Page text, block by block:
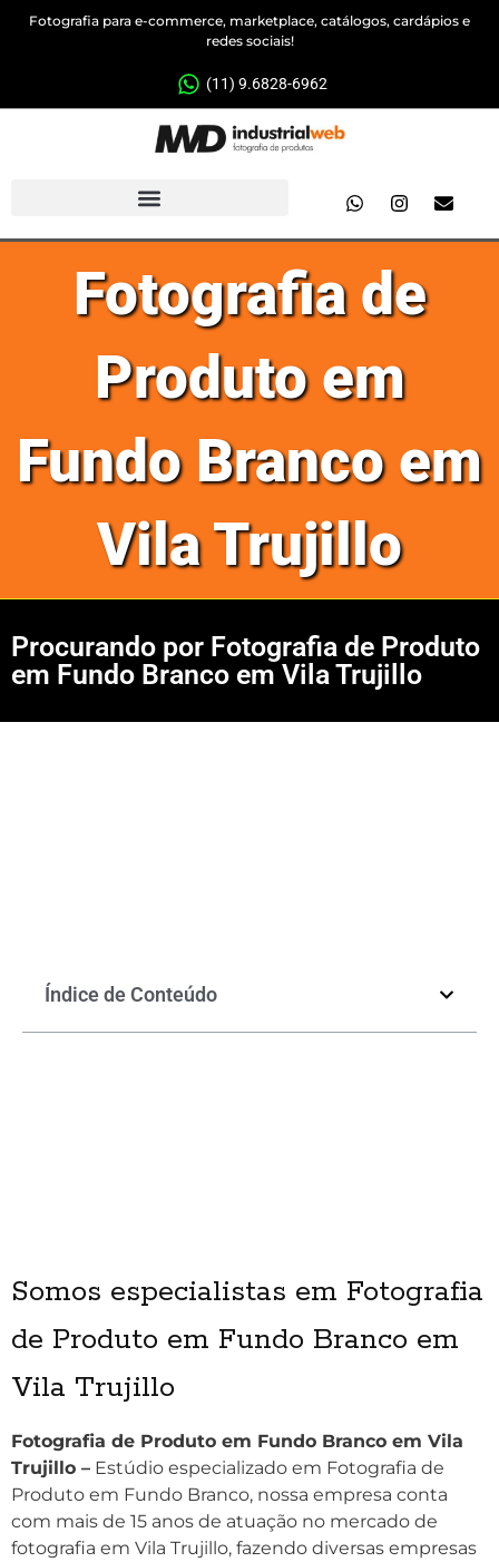
Fotografia para e-commerce, marketplace, catálogos, cardápios e
redes sociais!
(11) 9.6828-6962
Fotografia de
Produto em
Fundo Branco em
Vila Trujillo
Procurando por Fotografia de Produto
em Fundo Branco em Vila Trujillo
Índice de Conteúdo
Somos especialistas em Fotografia
de Produto em Fundo Branco em
Vila Trujillo
Fotografia de Produto em Fundo Branco em Vila
Trujillo – Estúdio especializado em Fotografia de
Produto em Fundo Branco, nossa empresa conta
com mais de 15 anos de atuação no mercado de
fotografia em Vila Trujillo, fazendo diversas empresas